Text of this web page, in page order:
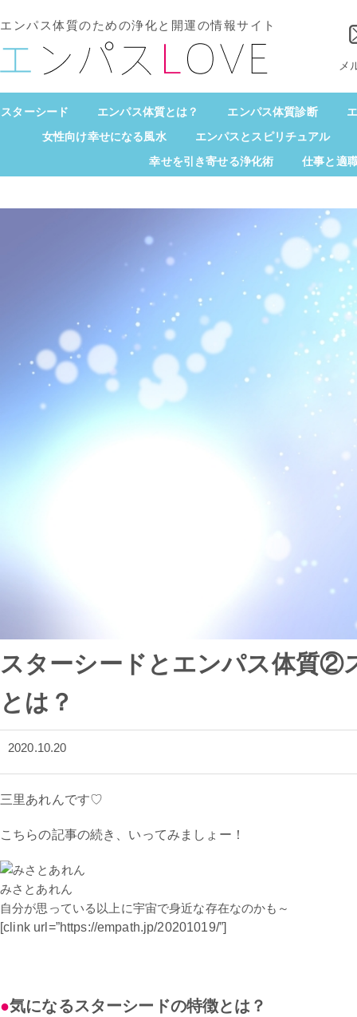
エンパス体質のための浄化と開運の情報サイト
メ
スターシード エンパス体質とは？ エンパス体質診断
女性向け幸せになる風水
エンパスとスピリチュアル
幸せを引き寄せる浄化術
仕事と適
スターシードとエンパス体質②
とは？
2020.10.20
三里あれんです♡
こちらの記事の続き、いってみましょー！
みさとあれん
自分が思っている以上に宇宙で身近な存在なのかも～
[clink url=”https://empath.jp/20201019/”]
気になるスターシードの特徴とは？